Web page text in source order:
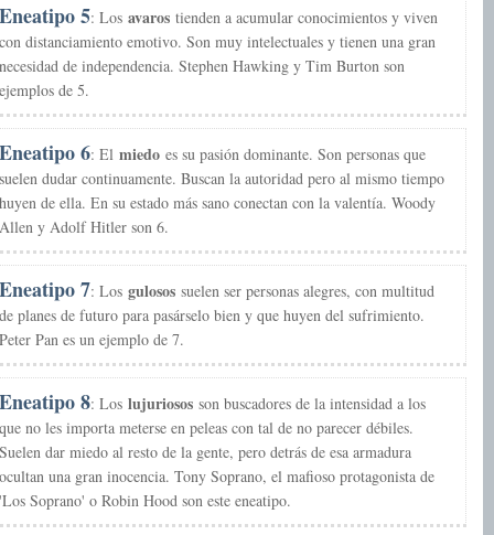
Eneatipo 5: Los avaros tienden a acumular conocimientos y viven
con distanciamiento emotivo. Son muy intelectuales y tienen una gran
necesidad de independencia. Stephen Hawking y Tim Burton son
ejemplos de 5.
Eneatipo 6: El miedo es su pasión dominante. Son personas que
suelen dudar continuamente. Buscan la autoridad pero al mismo tiempo
huyen de ella. En su estado más sano conectan con la valentía. Woody
Allen y Adolf Hitler son 6.
Eneatipo 7: Los gulosos suelen ser personas alegres, con multitud
de planes de futuro para pasárselo bien y que huyen del sufrimiento.
Peter Pan es un ejemplo de 7.
Eneatipo 8: Los lujuriosos son buscadores de la intensidad a los
que no les importa meterse en peleas con tal de no parecer débiles.
Suelen dar miedo al resto de la gente, pero detrás de esa armadura
ocultan una gran inocencia. Tony Soprano, el mafioso protagonista de
'Los Soprano' o Robin Hood son este eneatipo.